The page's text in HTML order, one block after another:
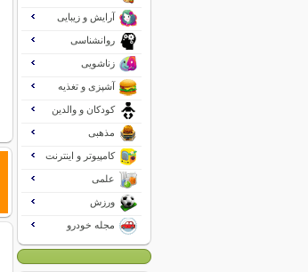
آرایش و زیبایی
روانشناسی
زناشویی
آشپزی و تغذیه
کودکان و والدین
مذهبی
کامپیوتر و اینترنت
علمی
ورزش
مجله خودرو